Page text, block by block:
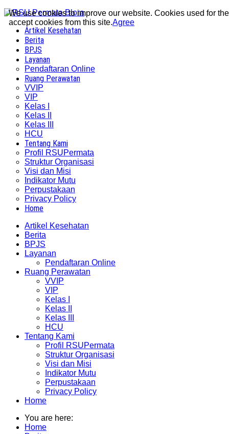
Artikel Kesehatan
Berita
BPJS
Layanan
Pendaftaran Online
Ruang Perawatan
VVIP
VIP
Kelas I
Kelas II
Kelas III
HCU
Tentang Kami
Profil RSUPermata
Struktur Organisasi
Visi dan Misi
Indikator Mutu
Perpustakaan
Privacy Policy
Home
Artikel Kesehatan
Berita
BPJS
Layanan
Pendaftaran Online
Ruang Perawatan
VVIP
VIP
Kelas I
Kelas II
Kelas III
HCU
Tentang Kami
Profil RSUPermata
Struktur Organisasi
Visi dan Misi
Indikator Mutu
Perpustakaan
Privacy Policy
Home
You are here:
Home
We use cookies to improve our website. Cookies used for
accept cookies from this site.Agree